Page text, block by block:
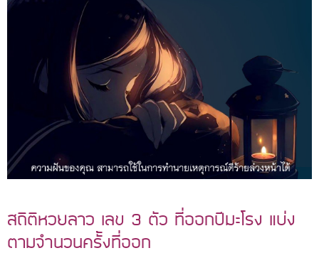
สถิติหวยลาว เลข 3 ตัว ที่ออกปีมะโรง แบ่ง
ตามจำนวนครั้งที่ออก